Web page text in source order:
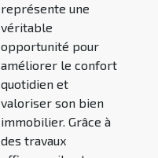
représente une
véritable
opportunité pour
améliorer le confort
quotidien et
valoriser son bien
immobilier. Grâce à
des travaux